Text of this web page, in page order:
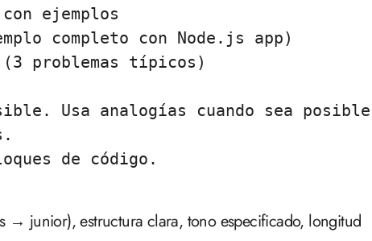
ejemplos
completo con Node.js app)
(3 problemas típicos)
Usa analogías cuando sea
de código.
→ junior), estructura clara, tono especificado, longitud